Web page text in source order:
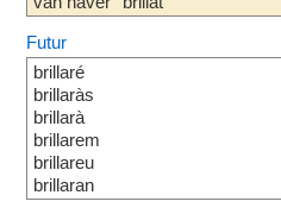
Futur
brillaré
brillaràs
brillarà
brillarem
brillareu
brillaran